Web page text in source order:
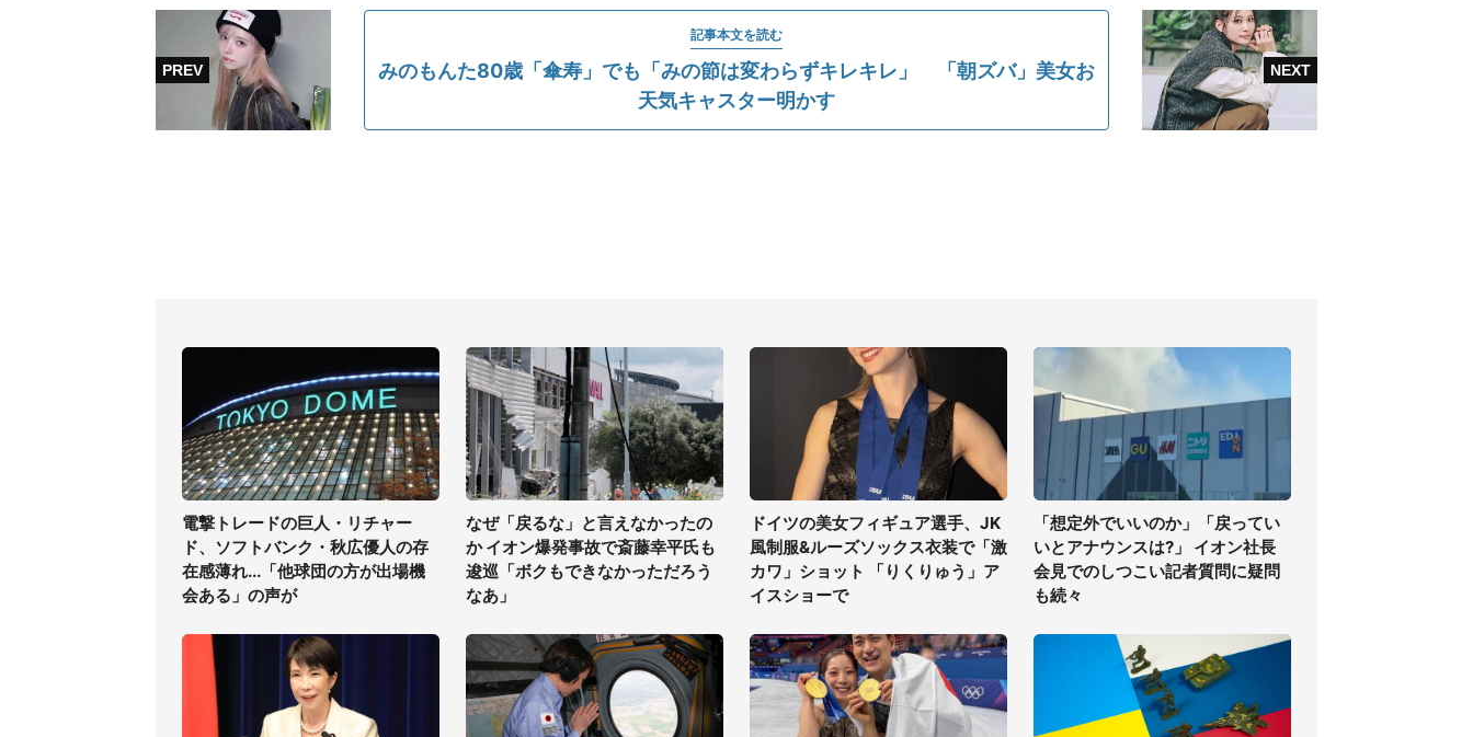
記事本文を読む
みのもんた80歳「傘寿」でも「みの節は変わらずキレキレ」 「朝ズバ」美女お
天気キャスター明かす
電撃トレードの巨人・リチャー
ド、ソフトバンク・秋広優人の存
在感薄れ...「他球団の方が出場機
会ある」の声が
なぜ「戻るな」と言えなかったの
か イオン爆発事故で斎藤幸平氏も
逡巡「ボクもできなかっただろう
なあ」
ドイツの美女フィギュア選手、JK
風制服&ルーズソックス衣装で「激
カワ」ショット 「りくりゅう」ア
イスショーで
「想定外でいいのか」「戻ってい
いとアナウンスは?」 イオン社長
会見でのしつこい記者質問に疑問
も続々